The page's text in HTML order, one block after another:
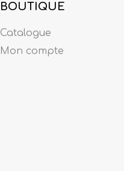
BOUTIQUE
Catalogue
Mon compte